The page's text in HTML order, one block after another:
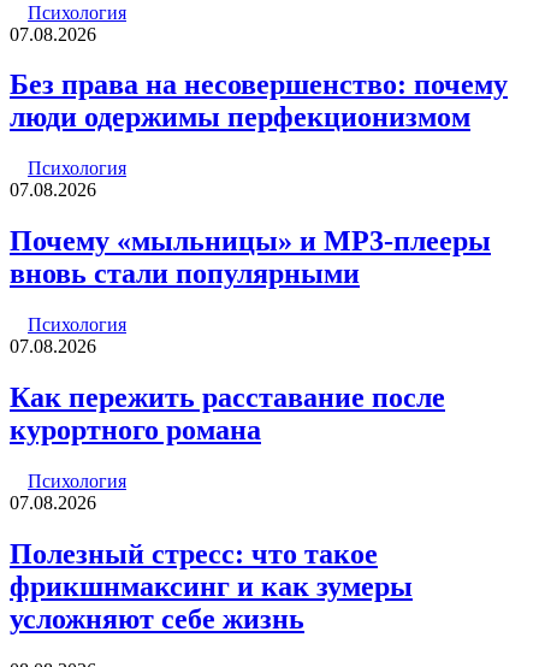
Психология
07.08.2026
Без права на несовершенство: почему
люди одержимы перфекционизмом
Психология
07.08.2026
Почему «мыльницы» и MP3-плееры
вновь стали популярными
Психология
07.08.2026
Как пережить расставание после
курортного романа
Психология
07.08.2026
Полезный стресс: что такое
фрикшнмаксинг и как зумеры
усложняют себе жизнь